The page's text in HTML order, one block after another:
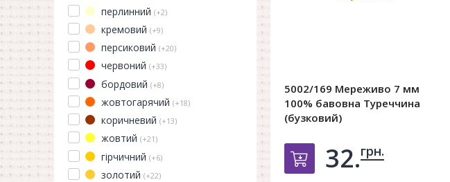
перлинний (+2)
кремовий (+9)
персиковий (+20)
червоний (+33)
бордовий (+8)
жовтогарячий (+18)
коричневий (+13)
жовтий (+21)
гірчичний (+6)
золотий (+22)
5002/169 Мереживо 7 мм
100% бавовна Туреччина
(бузковий)
Добавить в корзину
32.грн.